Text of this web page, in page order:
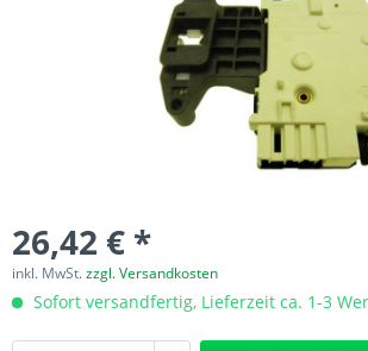
26,42 € *
inkl. MwSt.zzgl. Versandkosten
Sofort versandfertig, Lieferzeit ca. 1-3